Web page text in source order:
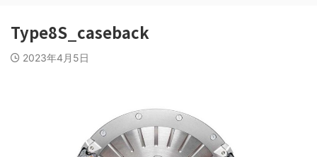
Type8S_caseback
2023年4月5日